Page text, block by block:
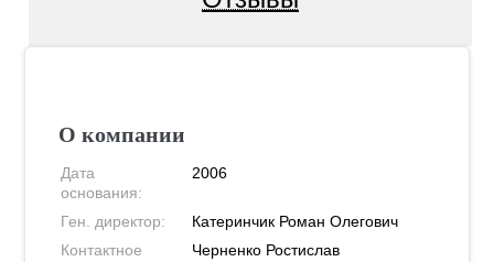
О компании
Дата
основания:
2006
Ген. директор:
Катеринчик Роман Олегович
Контактное
Черненко Ростислав